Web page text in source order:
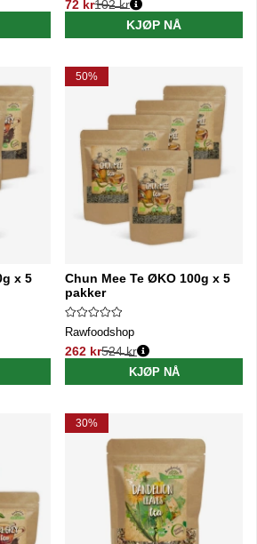
72 kr
Vanlig pris:
102 kr
KJØP NÅ
x 5
50%
Chun Mee Te ØKO 100g x 5
pakker
Rawfoodshop
262 kr
Vanlig pris:
524 kr
KJØP NÅ
30%